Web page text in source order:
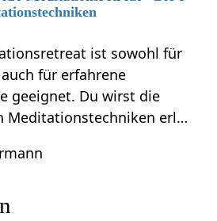
ist sowohl für
für erfahrene
geeignet. Du wirst die
Meditationstechniken erl…